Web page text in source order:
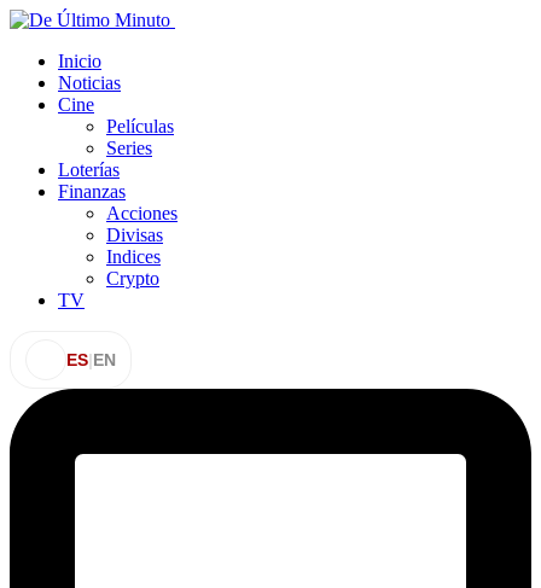
Inicio
Noticias
Cine
Películas
Series
Loterías
Finanzas
Acciones
Divisas
Indices
Crypto
TV
ES|EN